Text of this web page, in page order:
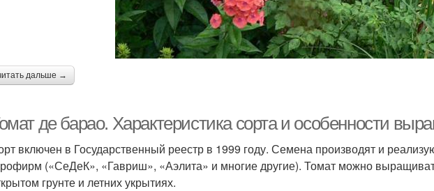
дальше →
де барао. Характеристика сорта и особенности
включен в Государственный реестр в 1999 году. Семена производят и
(«СеДеК», «Гавриш», «Аэлита» и многие другие). Томат можно
грунте и летних укрытиях.